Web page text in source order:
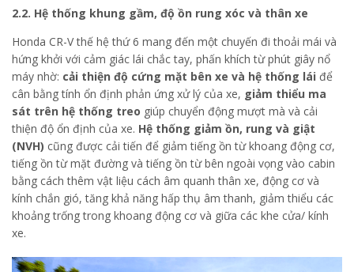
2.2. Hệ thống khung gầm, độ ồn rung xóc và thân xe
Honda CR-V thế hệ thứ 6 mang đến một chuyến đi thoải mái và
hứng khởi với cảm giác lái chắc tay, phấn khích từ phút giây nổ
máy nhờ: cải thiện độ cứng mặt bên xe và hệ thống lái để
cân bằng tính ổn định phản ứng xử lý của xe, giảm thiểu ma
sát trên hệ thống treo giúp chuyển động mượt mà và cải
thiện độ ổn định của xe. Hệ thống giảm ồn, rung và giật
(NVH) cũng được cải tiến để giảm tiếng ồn từ khoang động cơ,
tiếng ồn từ mặt đường và tiếng ồn từ bên ngoài vọng vào cabin
bằng cách thêm vật liệu cách âm quanh thân xe, động cơ và
kính chắn gió, tăng khả năng hấp thụ âm thanh, giảm thiểu các
khoảng trống trong khoang động cơ và giữa các khe cửa/ kính
xe.